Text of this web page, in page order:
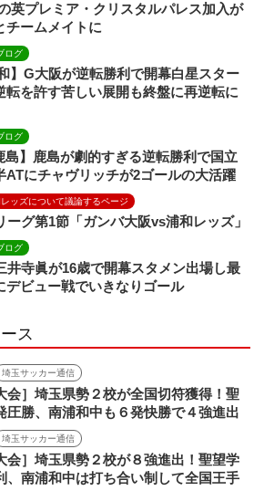
英プレミア・クリスタルパレス加入が
ームメイトに
ログ
】G大阪が逆転勝利で開幕白星スター
転を許す苦しい展開も終盤に再逆転に
ログ
島】鹿島が劇的すぎる逆転勝利で国立
ATにチャヴリッチが2ゴールの大活躍
ッズについて議論するページ
ーグ第1節「ガンバ大阪vs浦和レッズ」
ログ
井寺眞が16歳で開幕スタメン出場し最
ビュー戦でいきなりゴール
ス
埼玉サッカー通信
会］埼玉県勢２校が全国切符獲得！聖
圧勝、南浦和中も６発快勝で４強進出
埼玉サッカー通信
会］埼玉県勢２校が８強進出！聖望学
、南浦和中は打ち合い制して全国王手